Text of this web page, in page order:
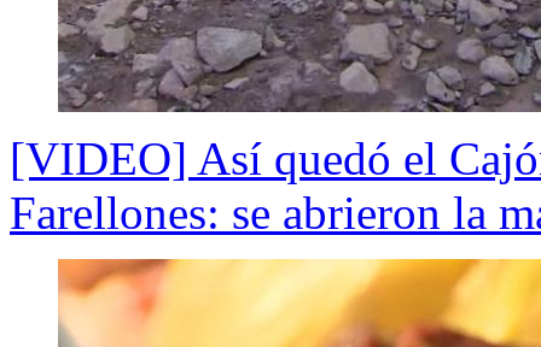
[VIDEO] Así quedó el
Farellones: se abrieron la